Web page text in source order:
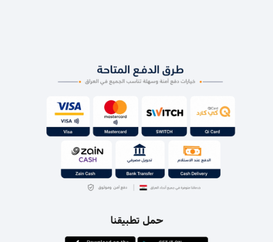
حمل تطبيقنا